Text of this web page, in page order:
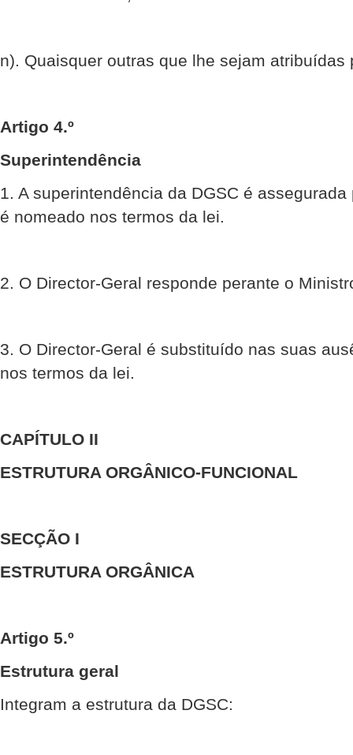
n). Quaisquer outras que lhe sejam atribuídas
Artigo 4.º
Superintendência
1. A superintendência da DGSC é
é nomeado nos termos da lei.
2. O Director-Geral responde perante o
3. O Director-Geral é substituído nas suas
nos termos da lei.
CAPÍTULO II
ESTRUTURA ORGÂNICO-FUNCIONAL
SECÇÃO I
ESTRUTURA ORGÂNICA
Artigo 5.º
Estrutura geral
Integram a estrutura da DGSC: